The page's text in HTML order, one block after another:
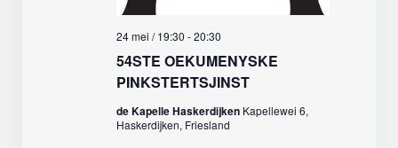
54STE OEKUMENYSKE
PINKSTERTSJINST
24 mei / 19:30 -20:30
de Kapelle Haskerdijken Kapellewei 6,
Haskerdijken, Friesland